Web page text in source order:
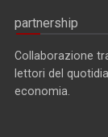
partnership
Collaborazione
lettori del
economia.